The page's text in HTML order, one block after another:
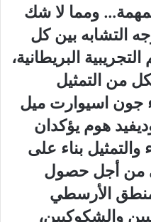
ومما لا شك
التشابه بين كل
البريطانية،
من التمثيل
جون اسيوارت ميل
هوم يؤكدان
بناء على
من أجل حصول
الأرسطي
والشكوكيين،